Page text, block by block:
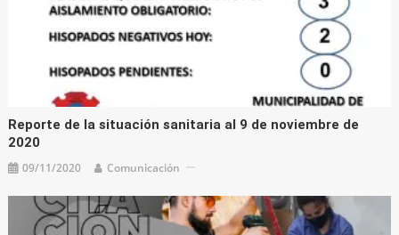
Reporte de la situación sanitaria al 9 de noviembre de
2020
09/11/2020 Comunicación